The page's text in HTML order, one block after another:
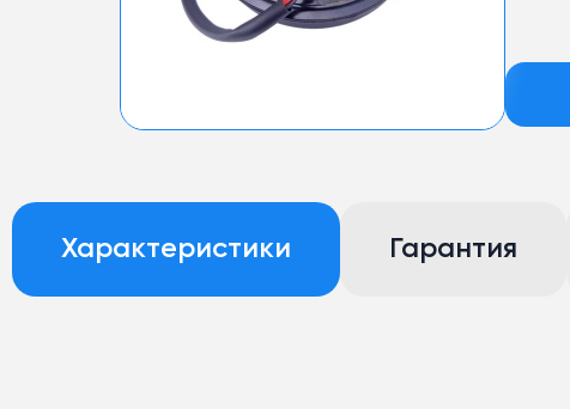
Характеристики Гарантия